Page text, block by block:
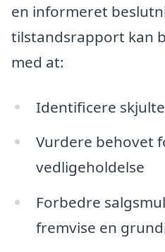
en informeret
tilstandsrapport kan
med at:
Identificere
Vurdere behovet
vedligeholdelse
Forbedre
fremvise en